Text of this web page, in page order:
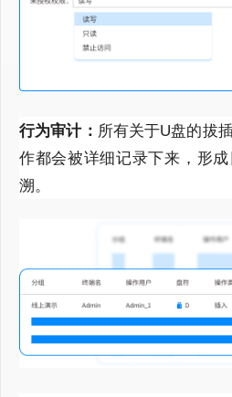
行为审计： 所有关于U盘的拔
作都会被详细记录下来，形
溯。